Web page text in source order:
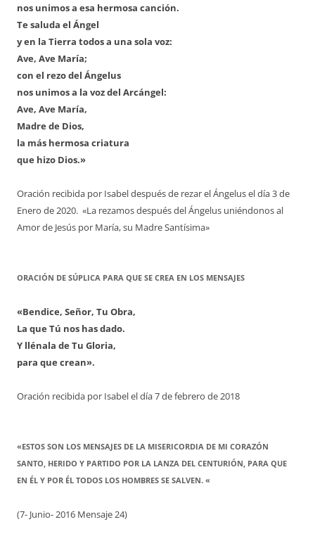
nos unimos a esa hermosa canción.
Te saluda el Ángel
y en la Tierra todos a una sola voz:
Ave, Ave María;
con el rezo del Ángelus
nos unimos a la voz del Arcángel:
Ave, Ave María,
Madre de Dios,
la más hermosa criatura
que hizo Dios.»
Oración recibida por Isabel después de rezar el Ángelus el día 3 de
Enero de 2020. «La rezamos después del Ángelus uniéndonos al
Amor de Jesús por María, su Madre Santísima»
ORACIÓN DE SÚPLICA PARA QUE SE CREA EN LOS MENSAJES
«Bendice, Señor, Tu Obra,
La que Tú nos has dado.
Y llénala de Tu Gloria,
para que crean».
Oración recibida por Isabel el día 7 de febrero de 2018
«ESTOS SON LOS MENSAJES DE LA MISERICORDIA DE MI CORAZÓN
SANTO, HERIDO Y PARTIDO POR LA LANZA DEL CENTURIÓN, PARA QUE
EN ÉL Y POR ÉL TODOS LOS HOMBRES SE SALVEN. «
(7- Junio- 2016 Mensaje 24)